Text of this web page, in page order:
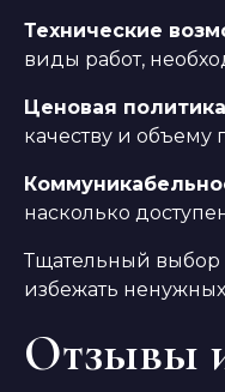
Технические
виды работ,
Ценовая
качеству и объему
насколько
Тщательный выбор
избежать ненужных
Отзывы